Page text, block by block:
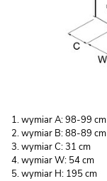
wymiar A: 98-99 cm
wymiar B: 88-89 cm
wymiar C: 31 cm
wymiar W: 54 cm
wymiar H: 195 cm